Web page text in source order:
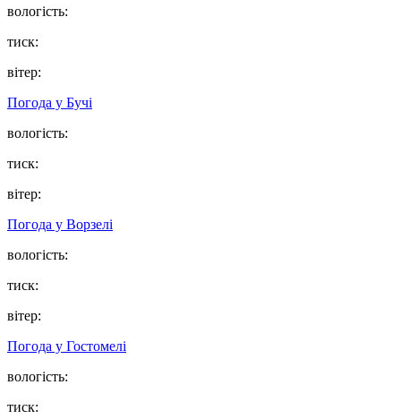
вологість:
тиск:
вітер:
Погода у Бучі
вологість:
тиск:
вітер:
Погода у Ворзелі
вологість:
тиск:
вітер:
Погода у Гостомелі
вологість:
тиск: